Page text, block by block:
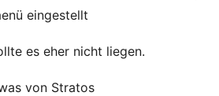
eingestellt
es eher nicht liegen.
von Stratos